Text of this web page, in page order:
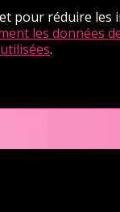
pour réduire les
les données
.